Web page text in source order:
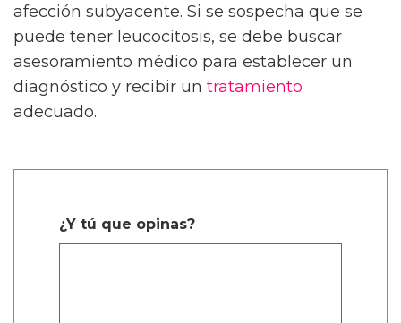
afección subyacente. Si se sospecha que se
puede tener leucocitosis, se debe buscar
asesoramiento médico para establecer un
diagnóstico y recibir un tratamiento
adecuado.
¿Y tú que opinas?